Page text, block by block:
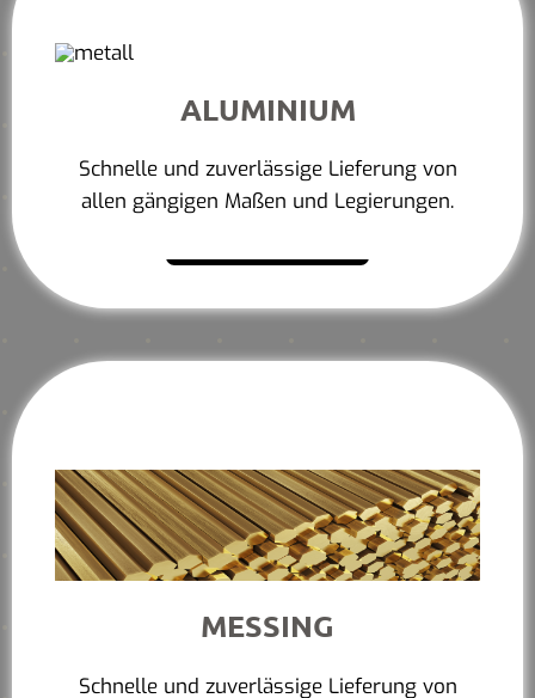
ALUMINIUM
Schnelle und zuverlässige Lieferung von
allen gängigen Maßen und Legierungen.
MESSING
Schnelle und zuverlässige Lieferung von